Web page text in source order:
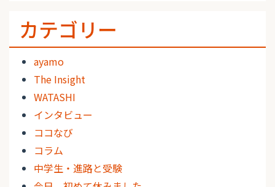
カテゴリー
ayamo
The Insight
WATASHI
インタビュー
ココなび
コラム
中学生・進路と受験